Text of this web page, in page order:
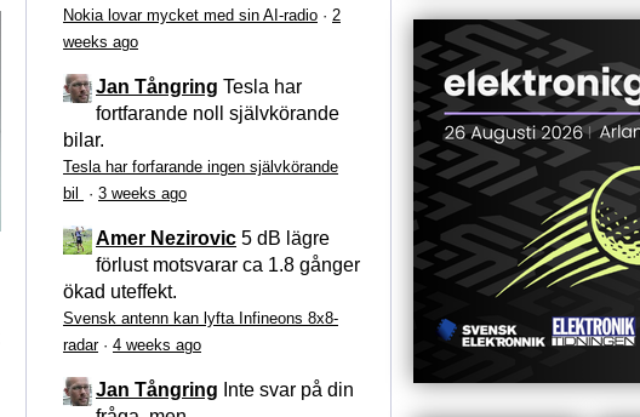
Nokia lovar mycket med sin AI-radio · 2
weeks ago
Jan Tångring Tesla har
fortfarande noll självkörande
bilar.
Tesla har forfarande ingen självkörande
bil
· 3 weeks ago
Amer Nezirovic 5 dB lägre
förlust motsvarar ca 1.8 gånger
ökad uteffekt.
Svensk antenn kan lyfta Infineons 8x8-
radar· 4 weeks ago
Jan Tångring Inte svar på din